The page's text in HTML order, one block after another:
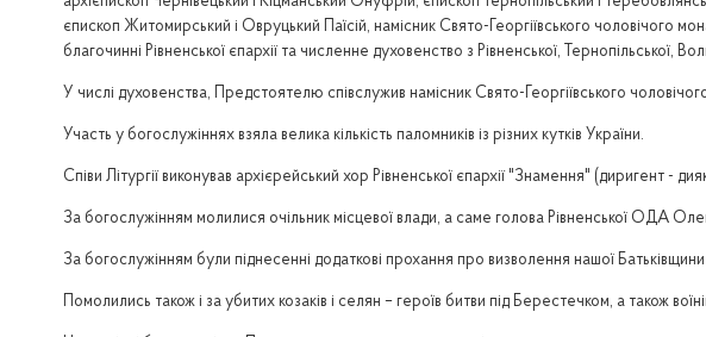
єпископ Житомирський і Овруцький Паїсій, намісник Свято-Георгіївського чоловічого
благочинні Рівненської єпархії та численне духовенство з Рівненської, Тернопільської,
У числі духовенства, Предстоятелю співслужив намісник Свято-Георгіївського
Участь у богослужіннях взяла велика кількість паломників із різних кутків України.
Співи Літургії виконував архієрейський хор Рівненської єпархії "Знамення" (диригент -
За богослужінням молилися очільник місцевої влади, а саме голова Рівненської ОДА
За богослужінням були піднесенні додаткові прохання про визволення нашої
Помолились також і за убитих козаків і селян – героїв битви під Берестечком, а також